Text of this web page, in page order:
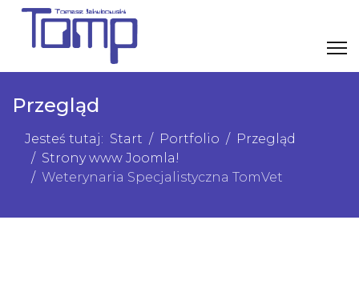
Przegląd
Jesteś tutaj: Start Portfolio
Przegląd
Strony www Joomla!
Weterynaria Specjalistyczna TomVet